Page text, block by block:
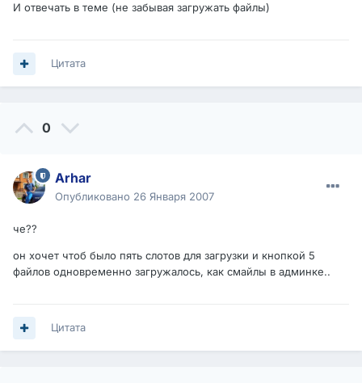
И отвечать в теме (не забывая загружать файлы)
Цитата
0
Arhar
Опубликовано 26 Января 2007
че??
он хочет чтоб было пять слотов для загрузки и кнопкой 5
файлов одновременно загружалось, как смайлы в админке..
Цитата